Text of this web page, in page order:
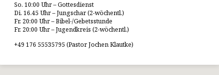
So. 10:00 Uhr – Gottesdienst
Di. 16.45 Uhr – Jungschar (2-wöchentl.)
Fr. 20:00 Uhr – Bibel-/Gebetsstunde
Fr. 20:00 Uhr – Jugendkreis (2-wöchentl.)
+49 176 55535795 (Pastor Jochen Klautke)